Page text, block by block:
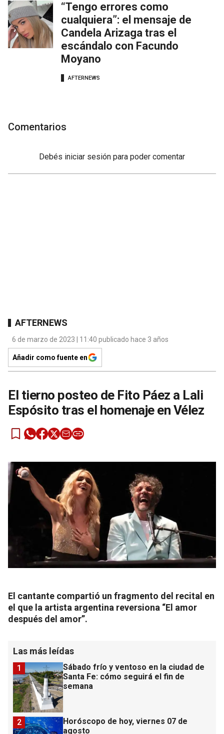
“Tengo errores como
cualquiera”: el mensaje de
Candela Arizaga tras el
escándalo con Facundo
Moyano
AFTERNEWS
Comentarios
Debés iniciar sesión para poder comentar
AFTERNEWS
6 de marzo de 2023 | 11:40 publicado hace 3 años
Añadir como fuente en
El tierno posteo de Fito Páez a Lali
Espósito tras el homenaje en Vélez
El cantante compartió un fragmento del recital en
el que la artista argentina reversiona “El amor
después del amor”.
Las más leídas
Sábado frío y ventoso en la ciudad de
Santa Fe: cómo seguirá el fin de
semana
1
Horóscopo de hoy, viernes 07 de
agosto
2